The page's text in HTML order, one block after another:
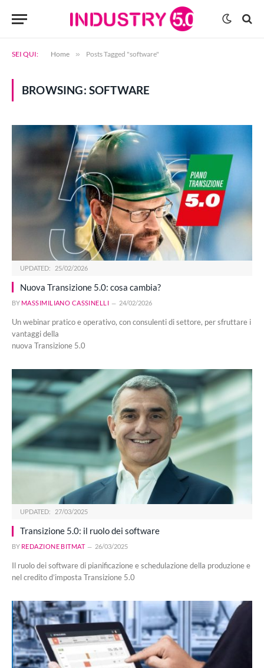
SEI QUI: Home » Posts Tagged "software"
BROWSING: SOFTWARE
UPDATED: 25/02/2026
Nuova Transizione 5.0: cosa cambia?
BY MASSIMILIANO CASSINELLI 24/02/2026
Un webinar pratico e operativo, con consulenti di settore, per sfruttare i
vantaggi della
nuova Transizione 5.0
UPDATED: 27/03/2025
Transizione 5.0: il ruolo dei software
BY REDAZIONE BITMAT 26/03/2025
Il ruolo dei software di pianificazione e schedulazione della produzione e
nel credito d’imposta Transizione 5.0